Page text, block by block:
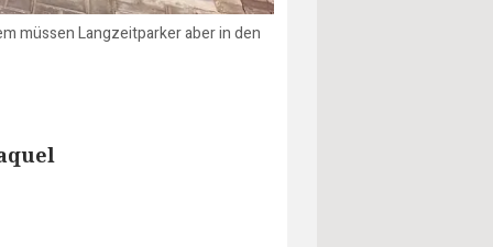
müssen Langzeitparker aber in den